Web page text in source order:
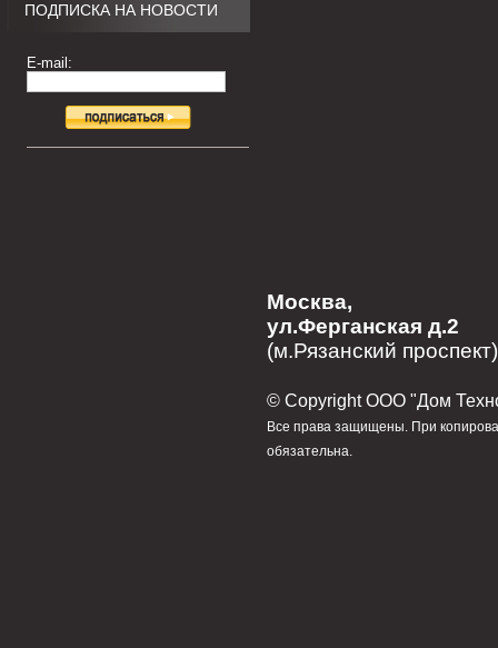
ПОДПИСКА НА НОВОСТИ
E-mail:
Москва,
ул.Ферганская д.2
(м.Рязанский проспект)
© Сopyright ООО "Дом
Все права защищены. При
обязательна.